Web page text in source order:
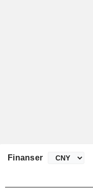
Finanser